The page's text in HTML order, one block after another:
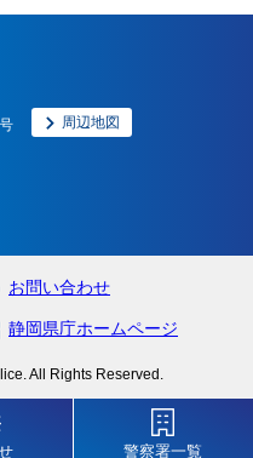
警察署一覧
周辺地図
お問い合わせ
静岡県庁ホームページ
All Rights Reserved.